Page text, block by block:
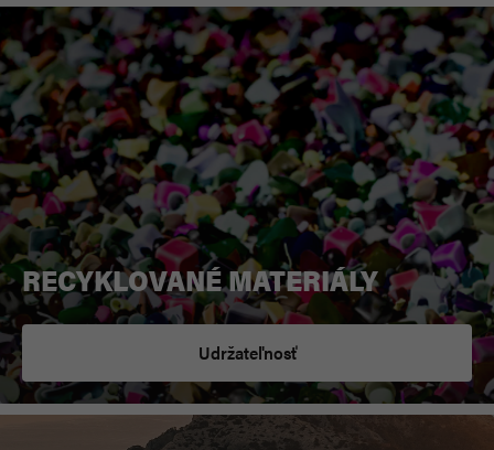
RECYKLOVANÉ MATERIÁLY
Udržateľnosť